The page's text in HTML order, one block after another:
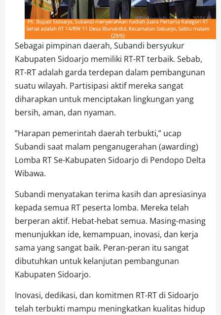
Sebagai pimpinan daerah, Subandi bersyukur
Kabupaten Sidoarjo memiliki RT-RT terbaik. Sebab,
RT-RT adalah garda terdepan dalam pembangunan
suatu wilayah. Partisipasi aktif mereka sangat
diharapkan untuk menciptakan lingkungan yang
bersih, aman, dan nyaman.
”Harapan pemerintah daerah terbukti,” ucap
Subandi saat malam penganugerahan (awarding)
Lomba RT Se-Kabupaten Sidoarjo di Pendopo Delta
Wibawa.
Subandi menyatakan terima kasih dan apresiasinya
kepada semua RT peserta lomba. Mereka telah
berperan aktif. Hebat-hebat semua. Masing-masing
menunjukkan ide, kemampuan, inovasi, dan kerja
sama yang sangat baik. Peran-peran itu sangat
dibutuhkan untuk kelanjutan pembangunan
Kabupaten Sidoarjo.
Inovasi, dedikasi, dan komitmen RT-RT di Sidoarjo
telah terbukti mampu meningkatkan kualitas hidup